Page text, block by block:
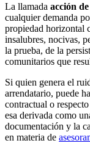
La llamada acción
cualquier demanda
propiedad horizontal
insalubres, nocivas,
la prueba, de la
comunitarios que
Si quien genera el
arrendatario, puede
contractual o
esa derivada como
documentación y la
en materia de